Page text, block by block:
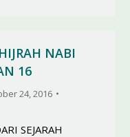
NABI
16
24, 2016
SEJARAH